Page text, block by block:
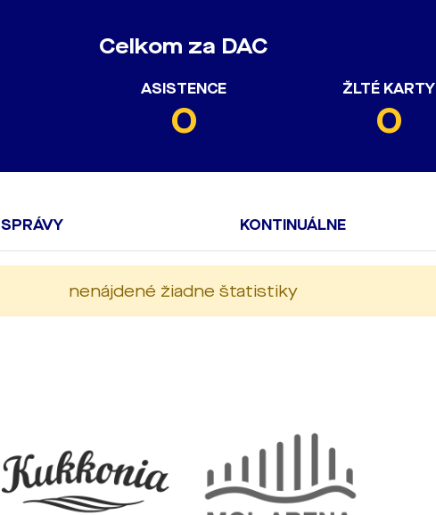
Celkom za DAC
ASISTENCE
0
ŽLTÉ KARTY
0
SPRÁVY KONTINUÁLNE
nenájdené žiadne štatistiky